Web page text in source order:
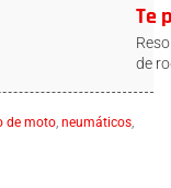
Te
de
de moto neumáticos